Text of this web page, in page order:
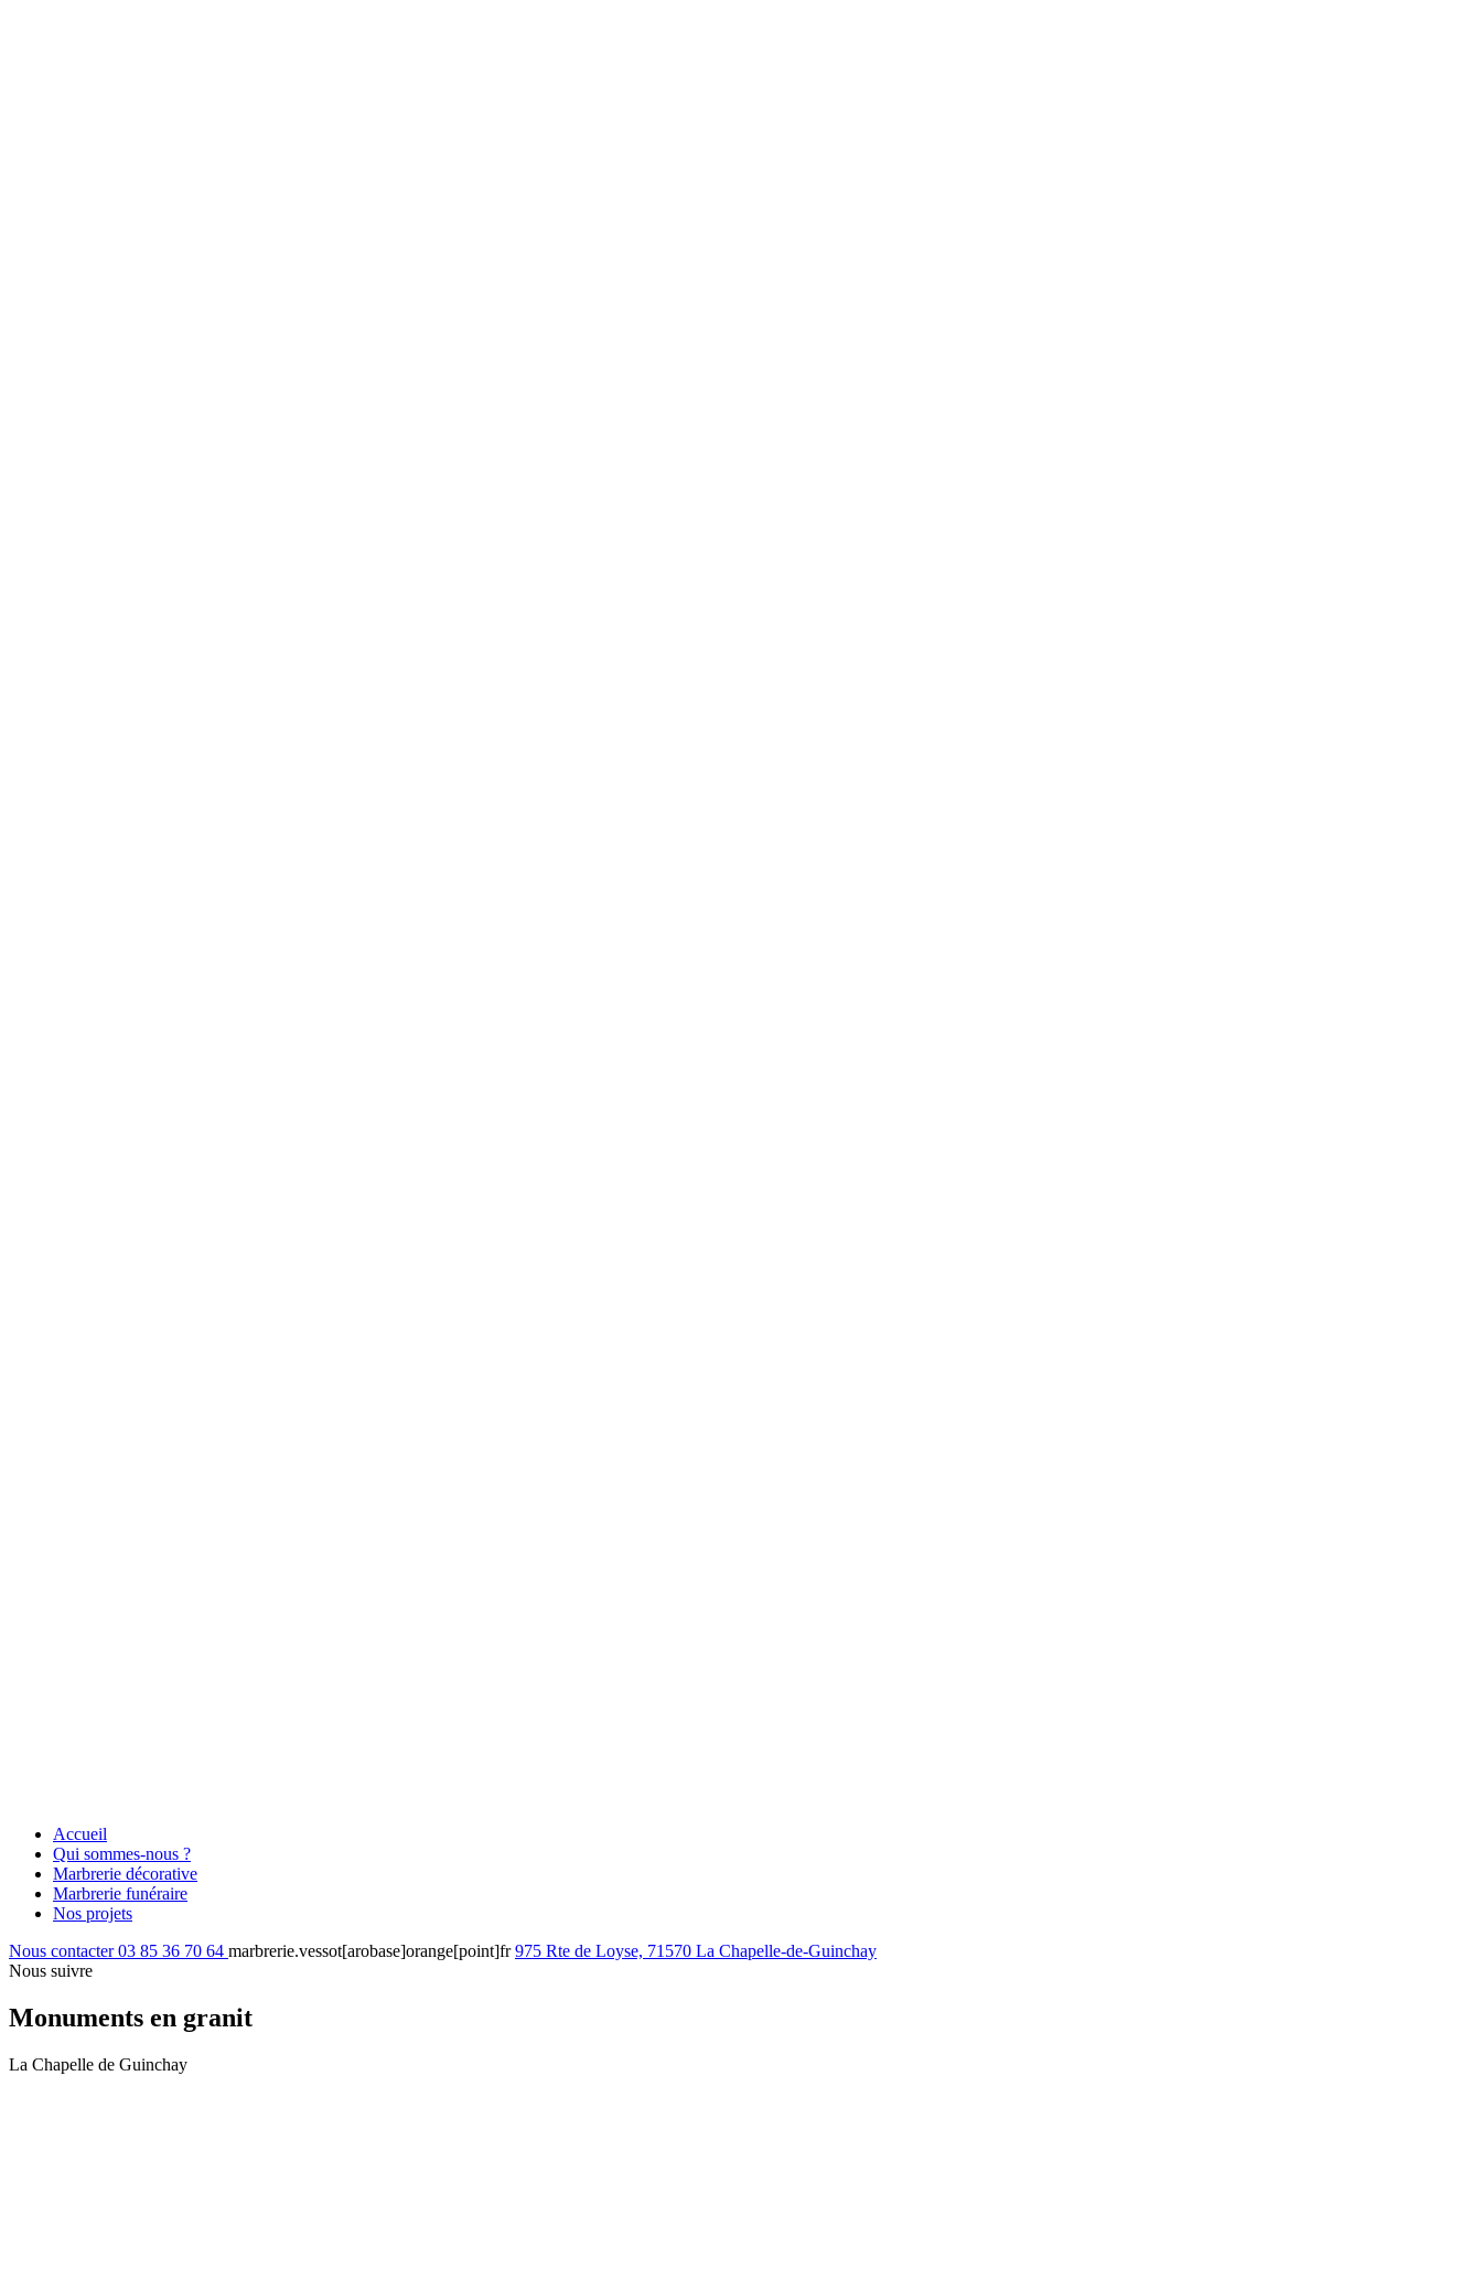
Accueil
Qui sommes-nous ?
Marbrerie décorative
Marbrerie funéraire
Nos projets
Nous contacter03 85 36 70 64 marbrerie.vessot[arobase]orange[point]fr975 Rte de Loyse, 71570 La Chapelle-de-Guinchay
Nous suivre
Monuments en granit
La Chapelle de Guinchay